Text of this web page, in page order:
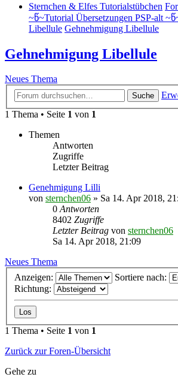
Sternchen & Elfes Tutorialstübchen
~წ~Tutorial Übersetzungen PSP-alt
Libellule Gehnehmigung Libellule
Gehnehmigung Libellule
Neues Thema
Suche
1 Thema • Seite 1 von 1
Themen
Antworten
Zugriffe
Letzter Beitrag
Genehmigung Lilli
von sternchen06 » Sa 14. Apr 2018,
0 Antworten
8402 Zugriffe
Letzter Beitrag von sternchen06
Sa 14. Apr 2018, 21:09
Neues Thema
Anzeigen:
Sortiere nach:
Richtung:
1 Thema • Seite 1 von 1
Zurück zur Foren-Übersicht
Gehe zu